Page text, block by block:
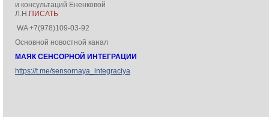
и консультаций Ененковой
Л.Н.ПИСАТЬ
WA +7(978)109-03-92
Основной новостной канал
МАЯК СЕНСОРНОЙ ИНТЕГРАЦИИ
https://t.me/sensornaya_integraciya